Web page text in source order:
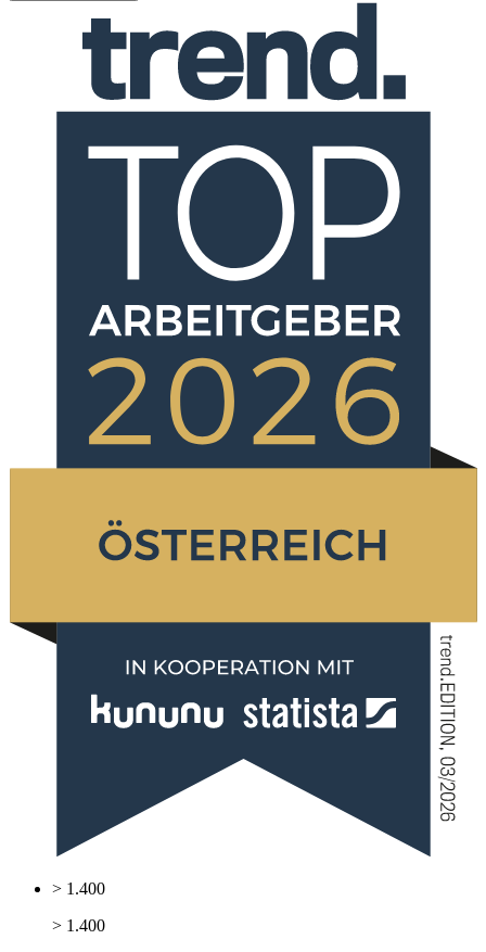
> 1.400
> 1.400